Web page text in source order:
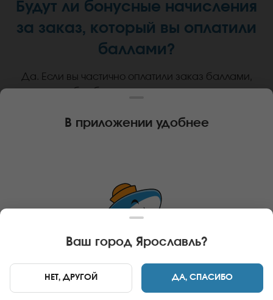
Будут ли бонусные начисления
за заказ, который вы оплатили
баллами?
Да. Если вы частично оплатили заказ баллами,
тогда кэшбэк будет начислен на оставшуюся
Пришло время окунуться в
В приложении удобнее
Ваш город Ярославль?
НЕТ, ДРУГОЙ ДА, СПАСИБО